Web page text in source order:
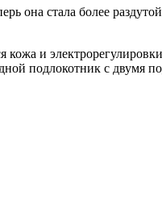
она стала более
кожа и
подлокотник с двумя